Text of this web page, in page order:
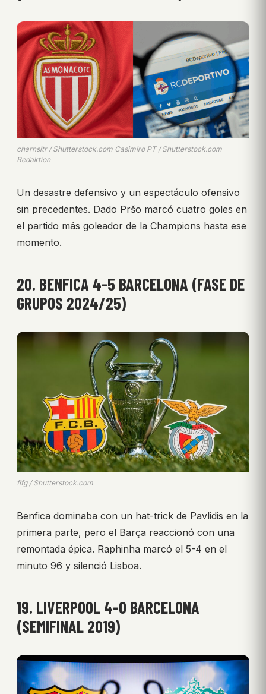
charnsitr / Shutterstock.com Casimiro PT / Shutterstock.com
Redaktion
Un desastre defensivo y un espectáculo ofensivo
sin precedentes. Dado Pršo marcó cuatro goles en
el partido más goleador de la Champions hasta ese
momento.
20. BENFICA 4-5 BARCELONA (FASE DE
GRUPOS 2024/25)
fifg / Shutterstock.com
Benfica dominaba con un hat-trick de Pavlidis en la
primera parte, pero el Barça reaccionó con una
remontada épica. Raphinha marcó el 5-4 en el
minuto 96 y silenció Lisboa.
19. LIVERPOOL 4-0 BARCELONA
(SEMIFINAL 2019)